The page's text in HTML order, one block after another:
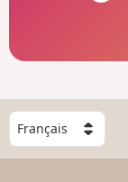
C
h
o